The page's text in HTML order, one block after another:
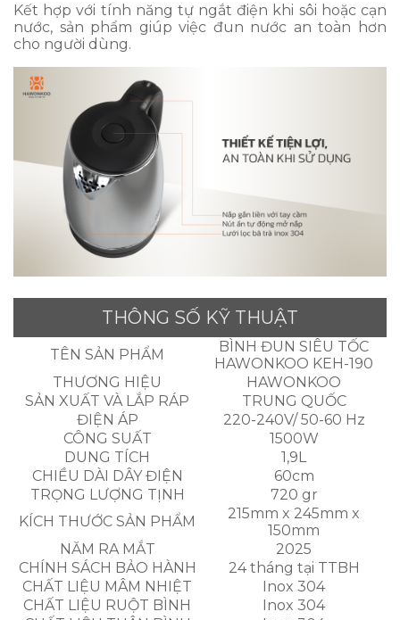
Kết hợp với tính năng tự ngắt điện khi sôi hoặc cạn
nước, sản phẩm giúp việc đun nước an toàn hơn
cho người dùng.
THÔNG SỐ KỸ THUẬT
TÊN SẢN PHẨM
BÌNH ĐUN SIÊU TỐC
HAWONKOO KEH-190
THƯƠNG HIỆU
HAWONKOO
SẢN XUẤT VÀ LẮP RÁP
TRUNG QUỐC
ĐIỆN ÁP
220-240V/ 50-60 Hz
CÔNG SUẤT
1500W
DUNG TÍCH
1,9L
CHIỀU DÀI DÂY ĐIỆN
60cm
TRỌNG LƯỢNG TỊNH
720 gr
KÍCH THƯỚC SẢN PHẨM
215mm x 245mm x
150mm
NĂM RA MẮT
2025
CHÍNH SÁCH BẢO HÀNH
24 tháng tại TTBH
CHẤT LIỆU MÂM NHIỆT
Inox 304
CHẤT LIỆU RUỘT BÌNH
Inox 304